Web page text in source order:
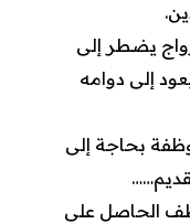
يضطر إلى
إلى دوامه
بحاجة إلى
الحاصل على